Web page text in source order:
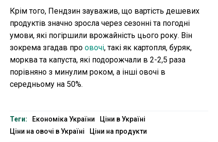
Крім того, Пендзин зауважив, що вартість дешевих
продуктів значно зросла через сезонні та погодні
умови, які погіршили врожайність цього року. Він
зокрема згадав про овочі, такі як картопля, буряк,
морква та капуста, які подорожчали в 2-2,5 раза
порівняно з минулим роком, а інші овочі в
середньому на 50%.
Теги: Економіка України
Ціни в Україні
Ціни на овочі в Україні
Ціни на продукти